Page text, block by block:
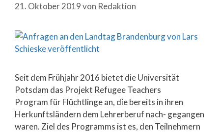
21. Oktober 2019von Redaktion
Seit dem Frühjahr 2016 bietet die Universität
Potsdam das Projekt Refugee Teachers
Program für Flüchtlinge an, die bereits in ihren
Herkunftsländern dem Lehrerberuf nach- gegangen
waren. Ziel des Programms ist es, den Teilnehmern